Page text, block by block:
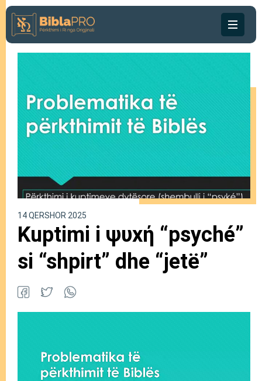
14 QERSHOR 2025
Kuptimi i ψυχή “psyché”
si “shpirt” dhe “jetë”